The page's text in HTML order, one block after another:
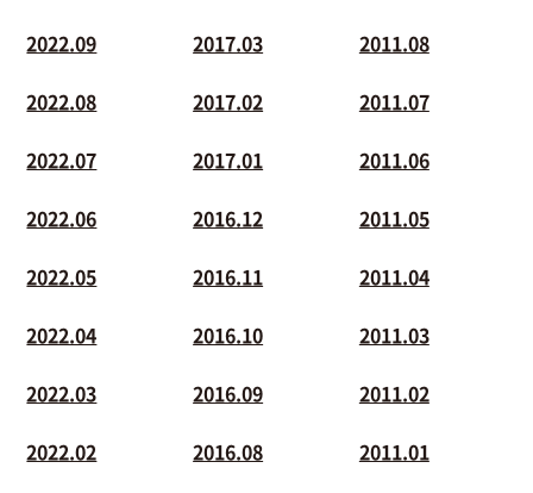
2022.09
2022.08
2022.07
2022.06
2022.05
2022.04
2022.03
2022.02
2017.03
2017.02
2017.01
2016.12
2016.11
2016.10
2016.09
2016.08
2011.08
2011.07
2011.06
2011.05
2011.04
2011.03
2011.02
2011.01